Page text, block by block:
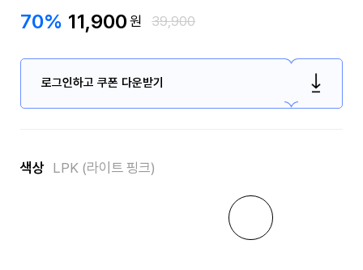
70% 11,900원 39,900
로그인하고 쿠폰 다운받기
색상 LPK (라이트 핑크)